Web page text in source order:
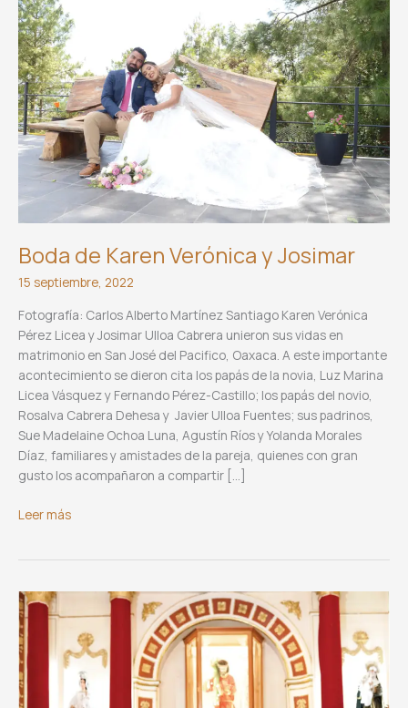
Boda de Karen Verónica y Josimar
15 septiembre, 2022
Fotografía: Carlos Alberto Martínez Santiago Karen Verónica
Pérez Licea y Josimar Ulloa Cabrera unieron sus vidas en
matrimonio en San José del Pacifico, Oaxaca. A este importante
acontecimiento se dieron cita los papás de la novia, Luz Marina
Licea Vásquez y Fernando Pérez-Castillo; los papás del novio,
Rosalva Cabrera Dehesa y Javier Ulloa Fuentes; sus padrinos,
Sue Madelaine Ochoa Luna, Agustín Ríos y Yolanda Morales
Díaz, familiares y amistades de la pareja, quienes con gran
gusto los acompañaron a compartir […]
Boda
y
Josimar
Leer más